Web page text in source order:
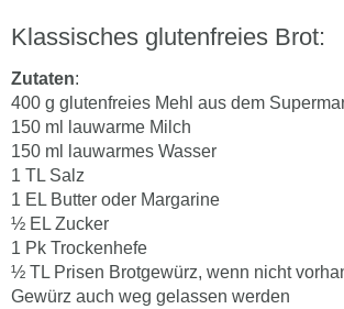
Klassisches glutenfreies Brot:
Zutaten:
400 g glutenfreies Mehl aus dem
150 ml lauwarme Milch
150 ml lauwarmes Wasser
1 TL Salz
1 EL Butter oder Margarine
½ EL Zucker
1 Pk Trockenhefe
½ TL Prisen Brotgewürz, wenn nicht
Gewürz auch weg gelassen werden